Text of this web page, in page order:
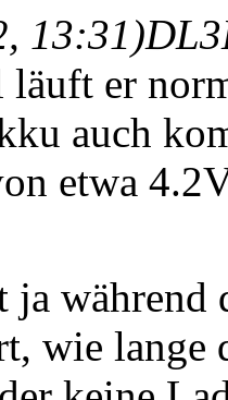
13:31)
er
auch
etwa
während
wie lange